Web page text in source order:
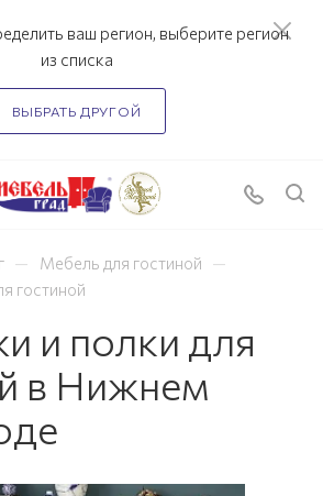
ваш регион, выберите регион
из списка
ВЫБРАТЬ ДРУГОЙ
— Мебель для гостиной —
гостиной
и полки для
в Нижнем